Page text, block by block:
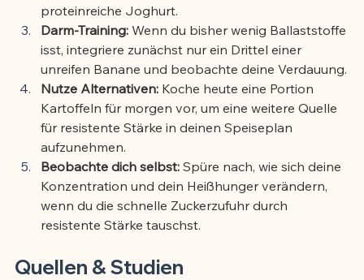
proteinreiche Joghurt.
Darm-Training: Wenn du bisher wenig Ballaststoffe
isst, integriere zunächst nur ein Drittel einer
unreifen Banane und beobachte deine Verdauung.
Nutze Alternativen: Koche heute eine Portion
Kartoffeln für morgen vor, um eine weitere Quelle
für resistente Stärke in deinen Speiseplan
aufzunehmen.
Beobachte dich selbst: Spüre nach, wie sich deine
Konzentration und dein Heißhunger verändern,
wenn du die schnelle Zuckerzufuhr durch
resistente Stärke tauschst.
Quellen & Studien